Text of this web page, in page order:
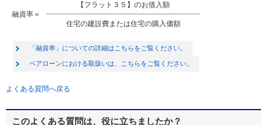
融資率＝
【フラット３５】のお借入額
住宅の建設費または住宅の購入価額
「融資率」についての詳細はこちらをご覧ください。
ペアローンにおける取扱いは、こちらをご覧ください。
よくある質問へ戻る
このよくある質問は、役に立ちましたか？